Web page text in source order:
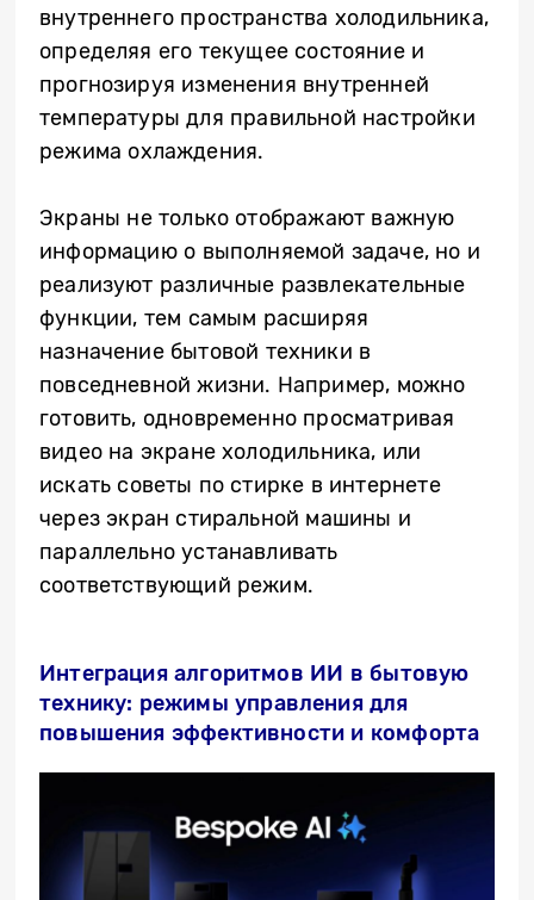
внутреннего пространства холодильника,
определяя его текущее состояние и
прогнозируя изменения внутренней
температуры для правильной настройки
режима охлаждения.
Экраны не только отображают важную
информацию о выполняемой задаче, но и
реализуют различные развлекательные
функции, тем самым расширяя
назначение бытовой техники в
повседневной жизни. Например, можно
готовить, одновременно просматривая
видео на экране холодильника, или
искать советы по стирке в интернете
через экран стиральной машины и
параллельно устанавливать
соответствующий режим.
Интеграция алгоритмов ИИ в бытовую
технику: режимы управления для
повышения эффективности и комфорта